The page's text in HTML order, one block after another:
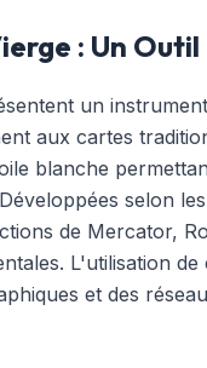
: Un
un
aux cartes
blanche
selon
de Mercator,
L'utilisation
et des